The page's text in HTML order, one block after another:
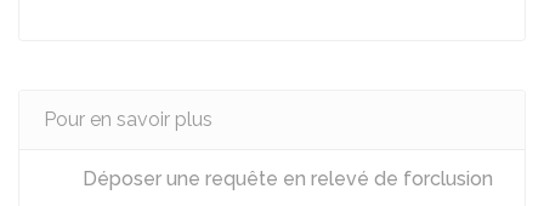
Pour en savoir plus
Déposer une requête en relevé de forclusion